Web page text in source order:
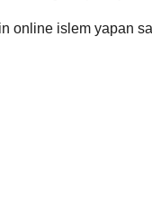
online islem yapan